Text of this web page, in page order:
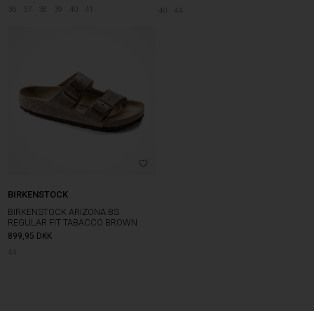
36 37 38 39 40 44
BIRKENSTOCK
BIRKENSTOCK ARIZONA BS
REGULAR FIT TABACCO BROWN
899,95 DKK
44